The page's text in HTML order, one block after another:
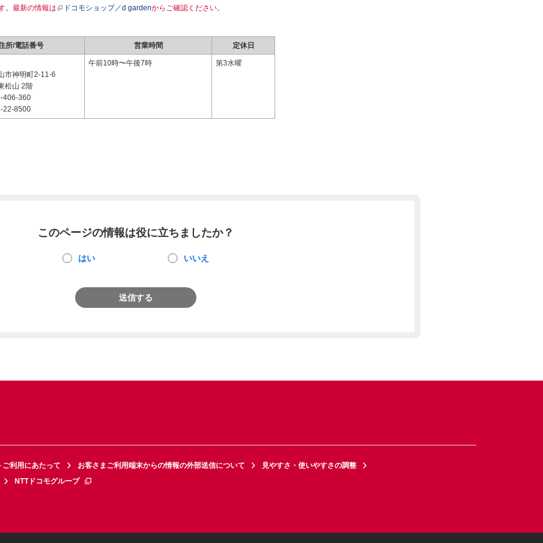
。最新の情報は ドコモショップ／d gardenからご確認ください。
所/電話番号 営業時間 定休日
市神明町2-11-6
松山 2階
406-360
22-8500
午前10時〜午後7時 第3水曜
このページの情報は役に立ちましたか？
はい いいえ
送信する
ご利用にあたって お客さまご利用端末からの情報の外部送信について
見やすさ・使いやすさの調整
NTTドコモグループ